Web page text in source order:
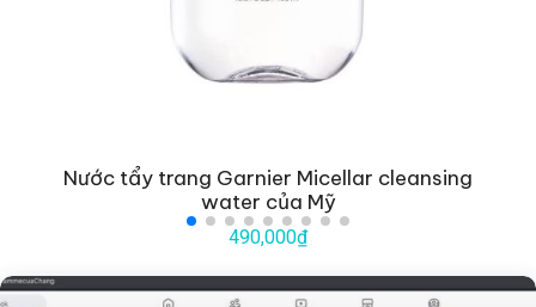
Nước tẩy trang Garnier Micellar cleansing
water của Mỹ
490,000₫